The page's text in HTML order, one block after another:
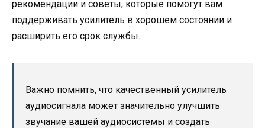
рекомендации и советы, которые помогут вам
поддерживать усилитель в хорошем состоянии и
расширить его срок службы.
Важно помнить, что качественный усилитель
аудиосигнала может значительно улучшить
звучание вашей аудиосистемы и создать